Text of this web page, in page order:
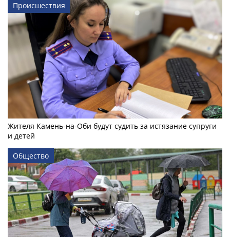
Происшествия
Жителя Камень-на-Оби будут судить за истязание супруги
и детей
Общество